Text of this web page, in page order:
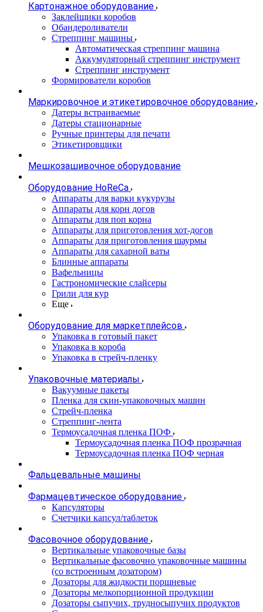
Картонажное оборудование
Заклейщики коробов
Обандероливатели
Стреппинг машины
Автоматическая стреппинг машина
Аккумуляторный стреппинг инструмент
Стреппинг инструмент
Формирователи коробов
Маркировочное и этикетировочное оборудование
Датеры встраиваемые
Датеры стационарные
Ручные принтеры для печати
Этикетировщики
Мешкозашивочное оборудование
Оборудование HoReCa
Аппараты для варки кукурузы
Аппараты для корн догов
Аппараты для поп корна
Аппараты для приготовления хот-догов
Аппараты для приготовления шаурмы
Аппараты для сахарной ваты
Блинные аппараты
Вафельницы
Гастрономические слайсеры
Грили для кур
Еще
Оборудование для маркетплейсов
Упаковка в готовый пакет
Упаковка в короба
Упаковка в стрейч-пленку
Упаковочные материалы
Вакуумные пакеты
Пленка для скин-упаковочных машин
Стрейч-пленка
Стреппинг-лента
Термоусадочная пленка ПОФ
Термоусадочная пленка ПОФ прозрачная
Термоусадочная пленка ПОФ черная
Фальцевальные машины
Фармацевтическое оборудование
Капсуляторы
Счетчики капсул/таблеток
Фасовочноe оборудование
Вертикальные упаковочные базы
Вертикальные фасовочно упаковочные машины
(со встроенным дозатором)
Дозаторы для жидкости поршневые
Дозаторы мелкопорционной продукции
Дозаторы сыпучих, трудносыпучих продуктов